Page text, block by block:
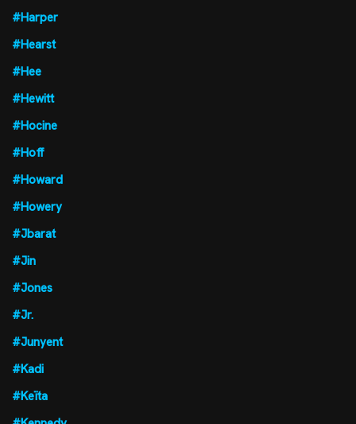
#Harper
#Hearst
#Hee
#Hewitt
#Hocine
#Hoff
#Howard
#Howery
#Jbarat
#Jin
#Jones
#Jr.
#Junyent
#Kadi
#Keïta